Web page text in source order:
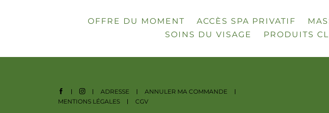
OFFRE DU MOMENT ACCÈS SPA PRIVATIF
SOINS DU VISAGE
PRODUITS
ADRESSE
ANNULER MA COMMANDE
MENTIONS LÉGALES
CGV